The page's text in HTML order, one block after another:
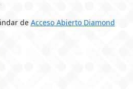
de Acceso Abierto Diamond